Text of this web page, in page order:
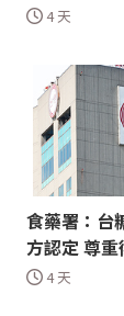
4 天
食藥署：台
方認定 尊
4 天